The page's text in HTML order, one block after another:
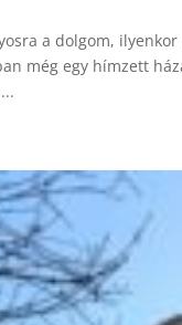
a dolgom,
még egy hímzett